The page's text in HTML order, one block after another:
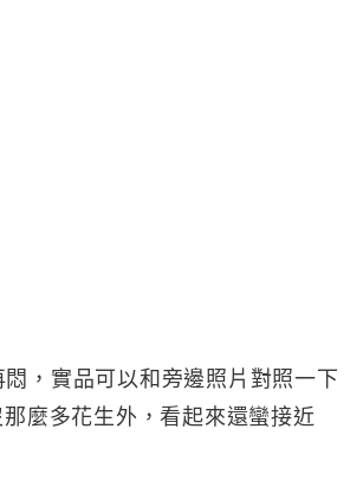
，實品可以和旁邊照片對照一下
麼多花生外，看起來還蠻接近